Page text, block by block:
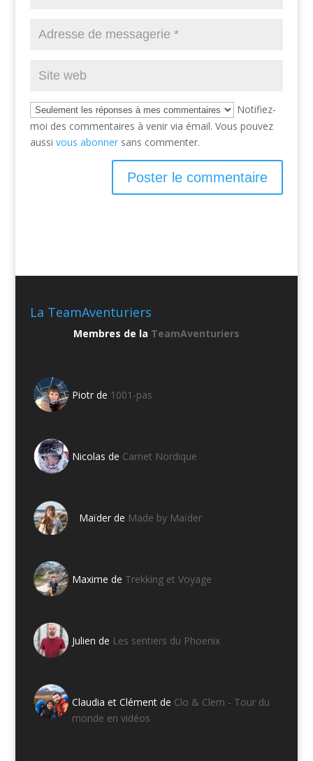
Notifiez-
moi des commentaires à venir via émail. Vous pouvez
aussi vous abonnersans commenter.
La TeamAventuriers
Membres de la TeamAventuriers
Piotr de 1001-pas
Nicolas de Carnet Nordique
Maïder de Made by Maïder
Maxime de Trekking et Voyage
Julien de Les sentiers du Phoenix
Claudia et Clément de Clo & Clem - Tour du
monde en vidéos